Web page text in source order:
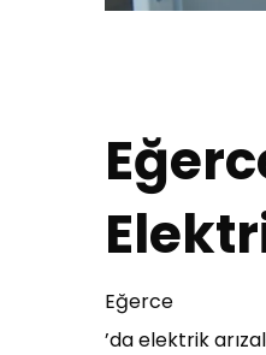
Eğerce
’da elektrik